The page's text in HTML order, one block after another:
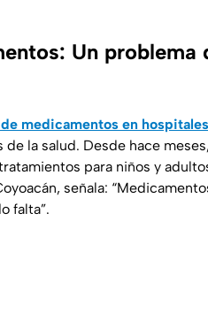
Un problema
medicamentos en
la salud. Desde hace
para niños y
señala:
falta”.